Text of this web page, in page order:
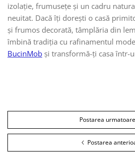
izolație, frumusețe și un cadru
neuitat. Dacă îți dorești o casă
și frumos decorată, tâmplăria din
îmbină tradiția cu rafinamentul
BucinMob și transformă-ți casa într-
Postarea urmatoare
Postarea